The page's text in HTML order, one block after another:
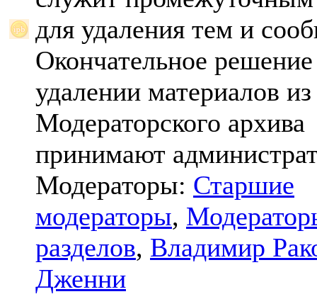
для удаления тем и
Окончательное
удалении материалов из
Модераторского архива
принимают
Модераторы: Старшие
модераторы,
разделов, Владимир
Дженни